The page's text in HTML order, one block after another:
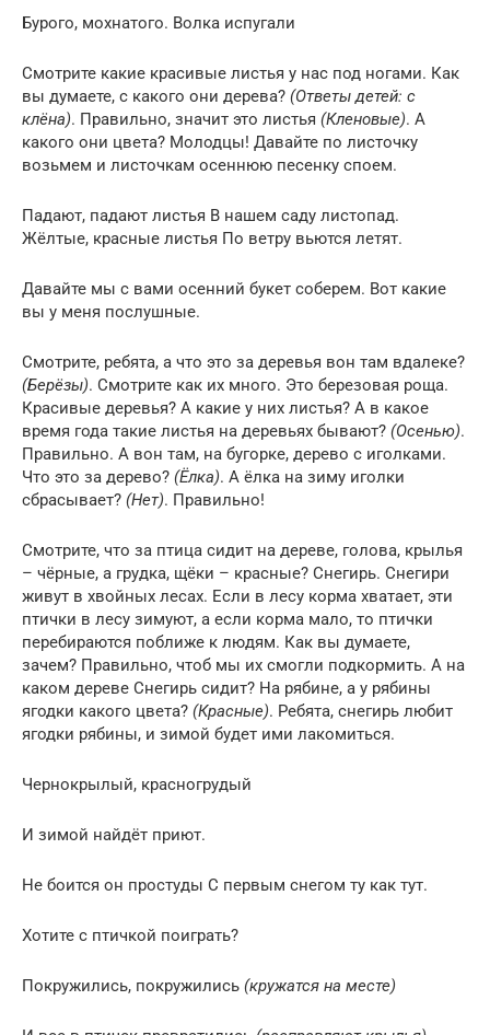
Бурого, мохнатого. Волка испугали
Смотрите какие красивые листья у нас под ногами. Как
вы думаете, с какого они дерева? (Ответы детей: с
клёна). Правильно, значит это листья (Кленовые). А
какого они цвета? Молодцы! Давайте по листочку
возьмем и листочкам осеннюю песенку споем.
Падают, падают листья В нашем саду листопад.
Жёлтые, красные листья По ветру вьются летят.
Давайте мы с вами осенний букет соберем. Вот какие
вы у меня послушные.
Смотрите, ребята, а что это за деревья вон там вдалеке?
(Берёзы). Смотрите как их много. Это березовая роща.
Красивые деревья? А какие у них листья? А в какое
время года такие листья на деревьях бывают? (Осенью).
Правильно. А вон там, на бугорке, дерево с иголками.
Что это за дерево? (Ёлка). А ёлка на зиму иголки
сбрасывает? (Нет). Правильно!
Смотрите, что за птица сидит на дереве, голова, крылья
– чёрные, а грудка, щёки – красные? Снегирь. Снегири
живут в хвойных лесах. Если в лесу корма хватает, эти
птички в лесу зимуют, а если корма мало, то птички
перебираются поближе к людям. Как вы думаете,
зачем? Правильно, чтоб мы их смогли подкормить. А на
каком дереве Снегирь сидит? На рябине, а у рябины
ягодки какого цвета? (Красные). Ребята, снегирь любит
ягодки рябины, и зимой будет ими лакомиться.
Чернокрылый, красногрудый
И зимой найдёт приют.
Не боится он простуды С первым снегом ту как тут.
Хотите с птичкой поиграть?
Покружились, покружились (кружатся на месте)